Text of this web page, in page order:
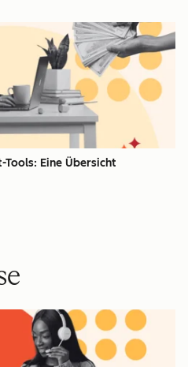
Tools: Eine Übersicht